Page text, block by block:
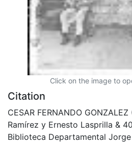
Click on the image to
Citation
CESAR FERNANDO
Ramírez y Ernesto Lasprilla &
Biblioteca Departamental